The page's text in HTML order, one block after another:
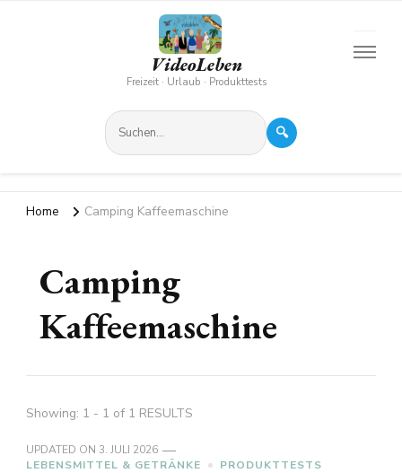
VideoLeben
Freizeit · Urlaub · Produkttests
🔍
Home Camping Kaffeemaschine
Camping
Kaffeemaschine
Showing: 1 - 1 of 1 RESULTS
UPDATED ON 3. JULI 2026
LEBENSMITTEL & GETRÄNKE
PRODUKTTESTS